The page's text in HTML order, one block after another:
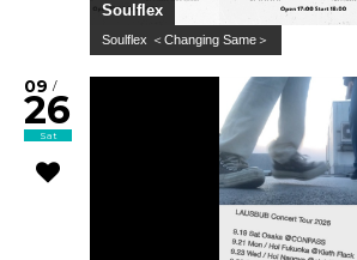
Soulflex
Soulflex ＜Changing Same＞
09 /
26
Sat